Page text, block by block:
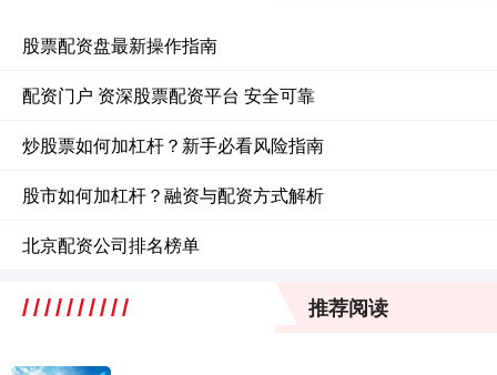
股票配资盘最新操作指南
配资门户 资深股票配资平台 安全可靠
炒股票如何加杠杆？新手必看风险指南
股市如何加杠杆？融资与配资方式解析
北京配资公司排名榜单
推荐阅读